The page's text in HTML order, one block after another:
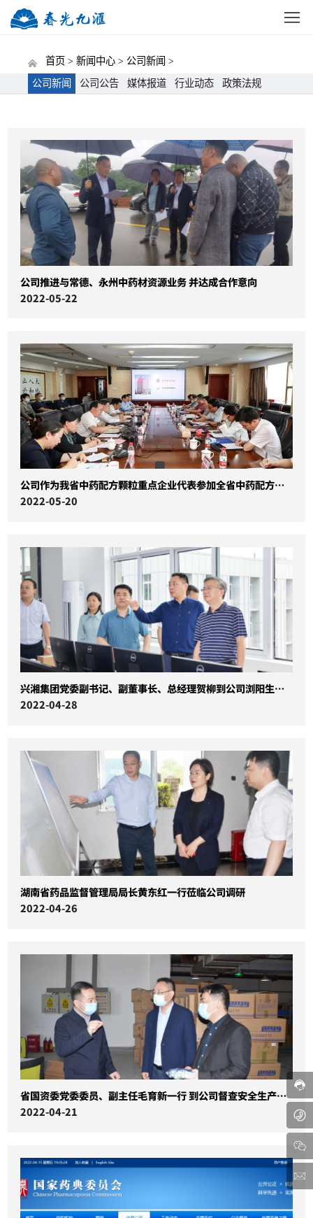
首页 > 新闻中心 > 公司新闻 >
公司新闻
公司公告 媒体报道 行业动态 政策法规
公司推进与常德、永州中药材资源业务 并达成合作意向
2022-05-22
公司作为我省中药配方颗粒重点企业代表参加全省中药配方颗粒工作推进研讨会
2022-05-20
兴湘集团党委副书记、副董事长、总经理贺柳到公司浏阳生产基地调研指导工作
2022-04-28
湖南省药品监督管理局局长黄东红一行莅临公司调研
2022-04-26
省国资委党委委员、副主任毛育新一行 到公司督查安全生产工作
2022-04-21